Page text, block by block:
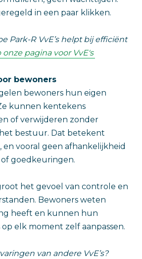
in een paar klikken.
Park-R VvE’s helpt bij efficiënt
onze pagina voor VvE's
bewoners
bewoners hun eigen
kunnen kentekens
of verwijderen zonder
bestuur. Dat betekent
en vooral geen afhankelijkheid
goedkeuringen.
het gevoel van controle en
Bewoners weten
heeft en kunnen hun
elk moment zelf aanpassen.
van andere VvE’s?